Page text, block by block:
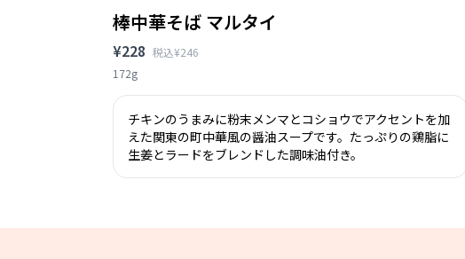
棒中華そば マルタイ
¥228 税込¥246
172g
チキンのうまみに粉末メンマとコショウでアクセントを加
えた関東の町中華風の醤油スープです。たっぷりの鶏脂に
生姜とラードをブレンドした調味油付き。